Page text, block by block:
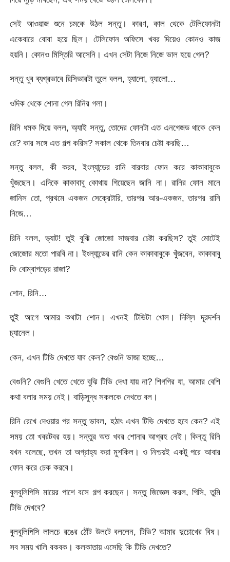
সেই আওয়াজ শুনে চমকে উঠল সন্তু। কারণ, কাল থেকে টেলিফোনটা
একেবারে বোবা হয়ে ছিল। টেলিফোন অফিসে খবর দিয়েও কোনও কাজ
হয়নি। কোনও মিস্তিরি আসেনি। এখন সেটা নিজে নিজে ভাল হয়ে গেল?
সন্তু খুব ব্যগ্রভাবে রিসিভারটা তুলে বলল, হ্যালো, হ্যালো…
ওদিক থেকে শোনা গেল রিনির গলা।
রিনি ধমক দিয়ে বলল, অ্যাই সন্তু, তোদের ফোনটা এত এনগেজড থাকে কেন
রে? কার সঙ্গে এত গল্প করিস? সকাল থেকে তিনবার চেষ্টা করছি…
সন্তু বলল, কী করব, ইংল্যান্ডের রানি বারবার ফোন করে কাকাবাবুকে
খুঁজছেন। এদিকে কাকাবাবু কোথায় গিয়েছেন জানি না। রানির ফোন মানে
জানিস তো, প্রথমে একজন সেক্রেটারি, তারপর আর-একজন, তারপর রানি
নিজে…
রিনি বলল, ভ্যাট! তুই বুঝি জোজো সাজবার চেষ্টা করছিস? তুই মোটেই
জোজোর মতো পারবি না। ইংল্যান্ডের রানি কেন কাকাবাবুকে খুঁজবেন, কাকাবাবু
কি বোম্বাগড়ের রাজা?
শোন, রিনি…
তুই আগে আমার কথাটা শোন। এখনই টিভিটা খোল। দিল্লি দূরদর্শন
চ্যানেল।
কেন, এখন টিভি দেখতে যাব কেন? বেগুনি ভাজা হচ্ছে…
বেগুনি? বেগুনি খেতে খেতে বুঝি টিভি দেখা যায় না? শিগগির যা, আমার বেশি
কথা বলার সময় নেই। বাড়িসুদ্ধ সকলকে দেখতে বল।
রিনি রেখে দেওয়ার পর সন্তু ভাবল, হঠাৎ এখন টিভি দেখতে হবে কেন? এই
সময় তো খবরটবর হয়। সন্তুর অত খবর শোনার আগ্রহ নেই। কিন্তু রিনি
যখন বলেছে, তখন তা অগ্রাহ্য করা মুশকিল। ও নিশ্চয়ই একটু পরে আবার
ফোন করে চেক করবে।
বুলবুলিপিসি মায়ের পাশে বসে গল্প করছেন। সন্তু জিজ্ঞেস করল, পিসি, তুমি
টিভি দেখবে?
বুলবুলিপিসি লালচে রঙের ঠোঁট উলটে বললেন, টিভি? আমার দুচোখের বিষ।
সব সময় খালি বকবক। কলকাতায় এসেছি কি টিভি দেখতে?